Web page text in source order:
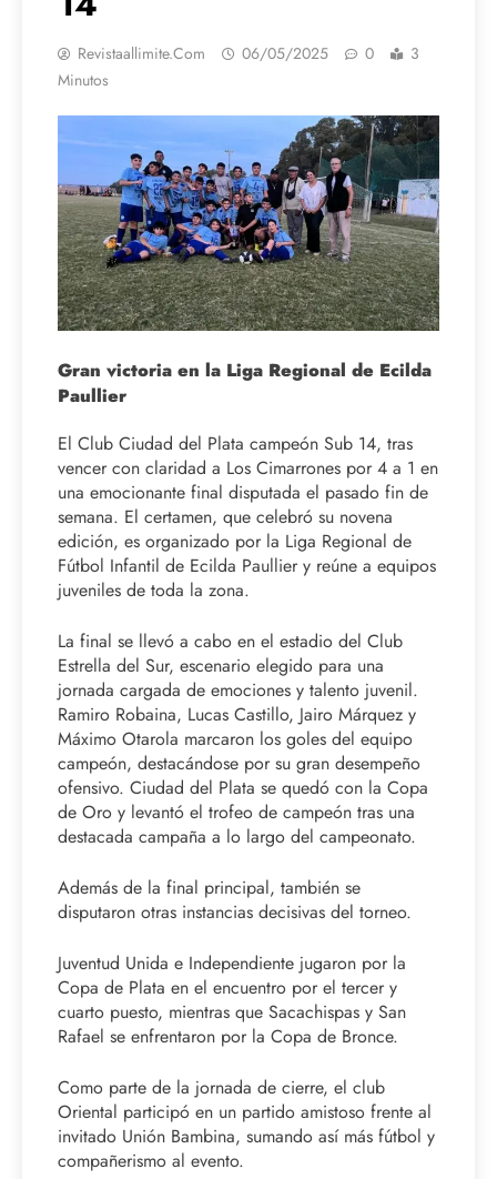
Revistaallimite.com 06/05/2025 0
3
Minutos
Gran victoria en la Liga Regional de Ecilda
Paullier
El Club Ciudad del Plata campeón Sub 14, tras
vencer con claridad a Los Cimarrones por 4 a 1 en
una emocionante final disputada el pasado fin de
semana. El certamen, que celebró su novena
edición, es organizado por la Liga Regional de
Fútbol Infantil de Ecilda Paullier y reúne a equipos
juveniles de toda la zona.
La final se llevó a cabo en el estadio del Club
Estrella del Sur, escenario elegido para una
jornada cargada de emociones y talento juvenil.
Ramiro Robaina, Lucas Castillo, Jairo Márquez y
Máximo Otarola marcaron los goles del equipo
campeón, destacándose por su gran desempeño
ofensivo. Ciudad del Plata se quedó con la Copa
de Oro y levantó el trofeo de campeón tras una
destacada campaña a lo largo del campeonato.
Además de la final principal, también se
disputaron otras instancias decisivas del torneo.
Juventud Unida e Independiente jugaron por la
Copa de Plata en el encuentro por el tercer y
cuarto puesto, mientras que Sacachispas y San
Rafael se enfrentaron por la Copa de Bronce.
Como parte de la jornada de cierre, el club
Oriental participó en un partido amistoso frente al
invitado Unión Bambina, sumando así más fútbol y
compañerismo al evento.